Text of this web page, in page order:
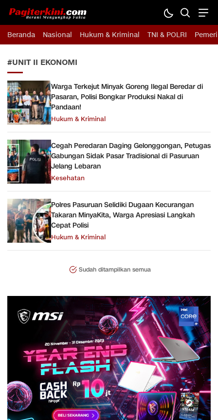
Pagiterkini.com
Berani Mengungkap Fakta
Beranda Nasional Hukum & Kriminal TNI & POLRI
#UNIT II EKONOMI
Warga Terkejut Minyak Goreng Ilegal Beredar di
Pasaran, Polisi Bongkar Produksi Nakal di
Pandaan!
Hukum & Kriminal
Cegah Peredaran Daging Gelonggongan, Petugas
Gabungan Sidak Pasar Tradisional di Pasuruan
Jelang Lebaran
Kesehatan
Polres Pasuruan Selidiki Dugaan Kecurangan
Takaran MinyaKita, Warga Apresiasi Langkah
Cepat Polisi
Hukum & Kriminal
Sudah ditampilkan semua